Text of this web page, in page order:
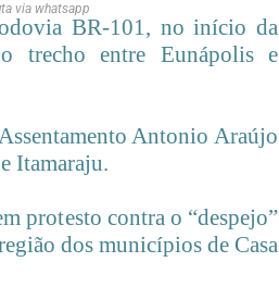
via whatsapp
BR-101, no início da
trecho entre Eunápolis e
Antonio Araújo
Itamaraju.
protesto contra o “despejo”
dos municípios de Casa